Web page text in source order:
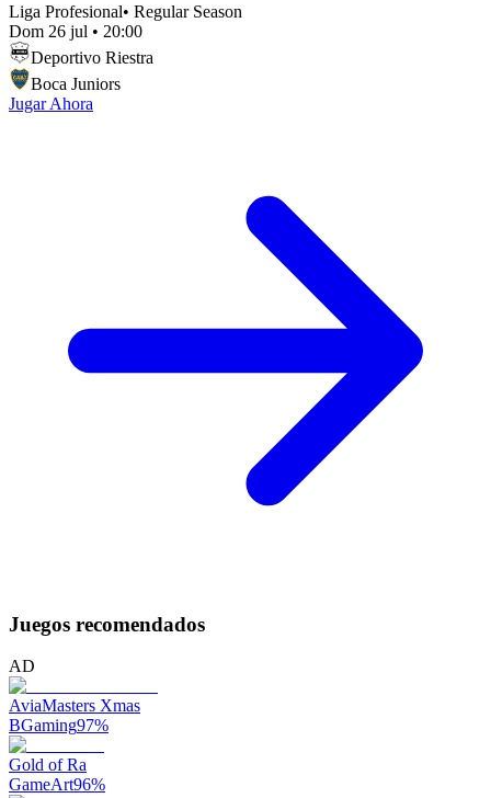
Liga Profesional• Regular Season
Dom 26 jul • 20:00
Deportivo Riestra
Boca Juniors
Jugar Ahora
Juegos recomendados
AD
AviaMasters Xmas
BGaming97%
Gold of Ra
GameArt96%